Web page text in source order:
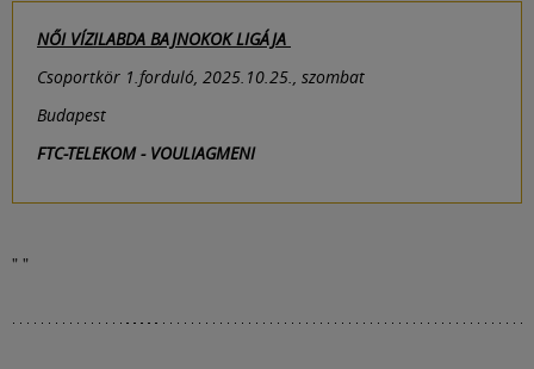
NŐI VÍZILABDA BAJNOKOK LIGÁJA
Csoportkör 1.forduló, 2025.10.25., szombat
Budapest
FTC-TELEKOM - VOULIAGMENI
" "